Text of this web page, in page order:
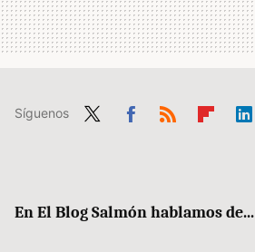
Síguenos
En El Blog Salmón hablamos de...